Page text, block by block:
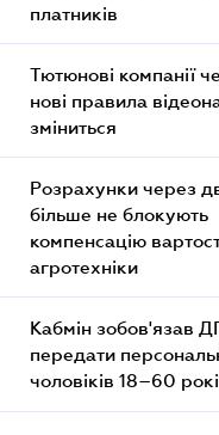
платників
Тютюнові компанії
нові правила
зміниться
Розрахунки через
більше не блокують
компенсацію
агротехніки
Кабмін зобов'язав
передати
чоловіків 18–60